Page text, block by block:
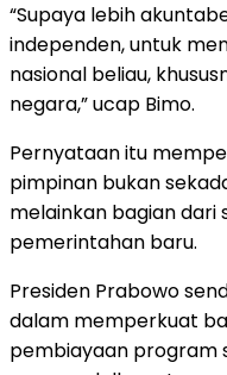
“Supaya lebih
independen, untuk
nasional beliau,
negara,” ucap Bimo.
Pernyataan itu
pimpinan bukan
melainkan bagian
pemerintahan baru.
Presiden Prabowo
dalam memperkuat
pembiayaan program